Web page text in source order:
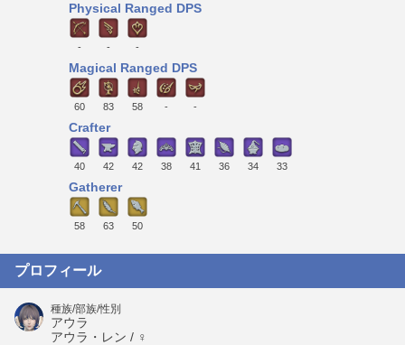
Physical Ranged DPS
- - -
Magical Ranged DPS
60 83 58 - -
Crafter
40 42 42 38 41 36 34 33
Gatherer
58 63 50
プロフィール
種族/部族/性別
アウラ
アウラ・レン / ♀